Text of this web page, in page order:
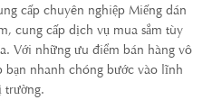
cấp chuyên nghiệp Miếng dán
cung cấp dịch vụ mua sắm tùy
Với những ưu điểm bán hàng vô
nhanh chóng bước vào lĩnh
trường.